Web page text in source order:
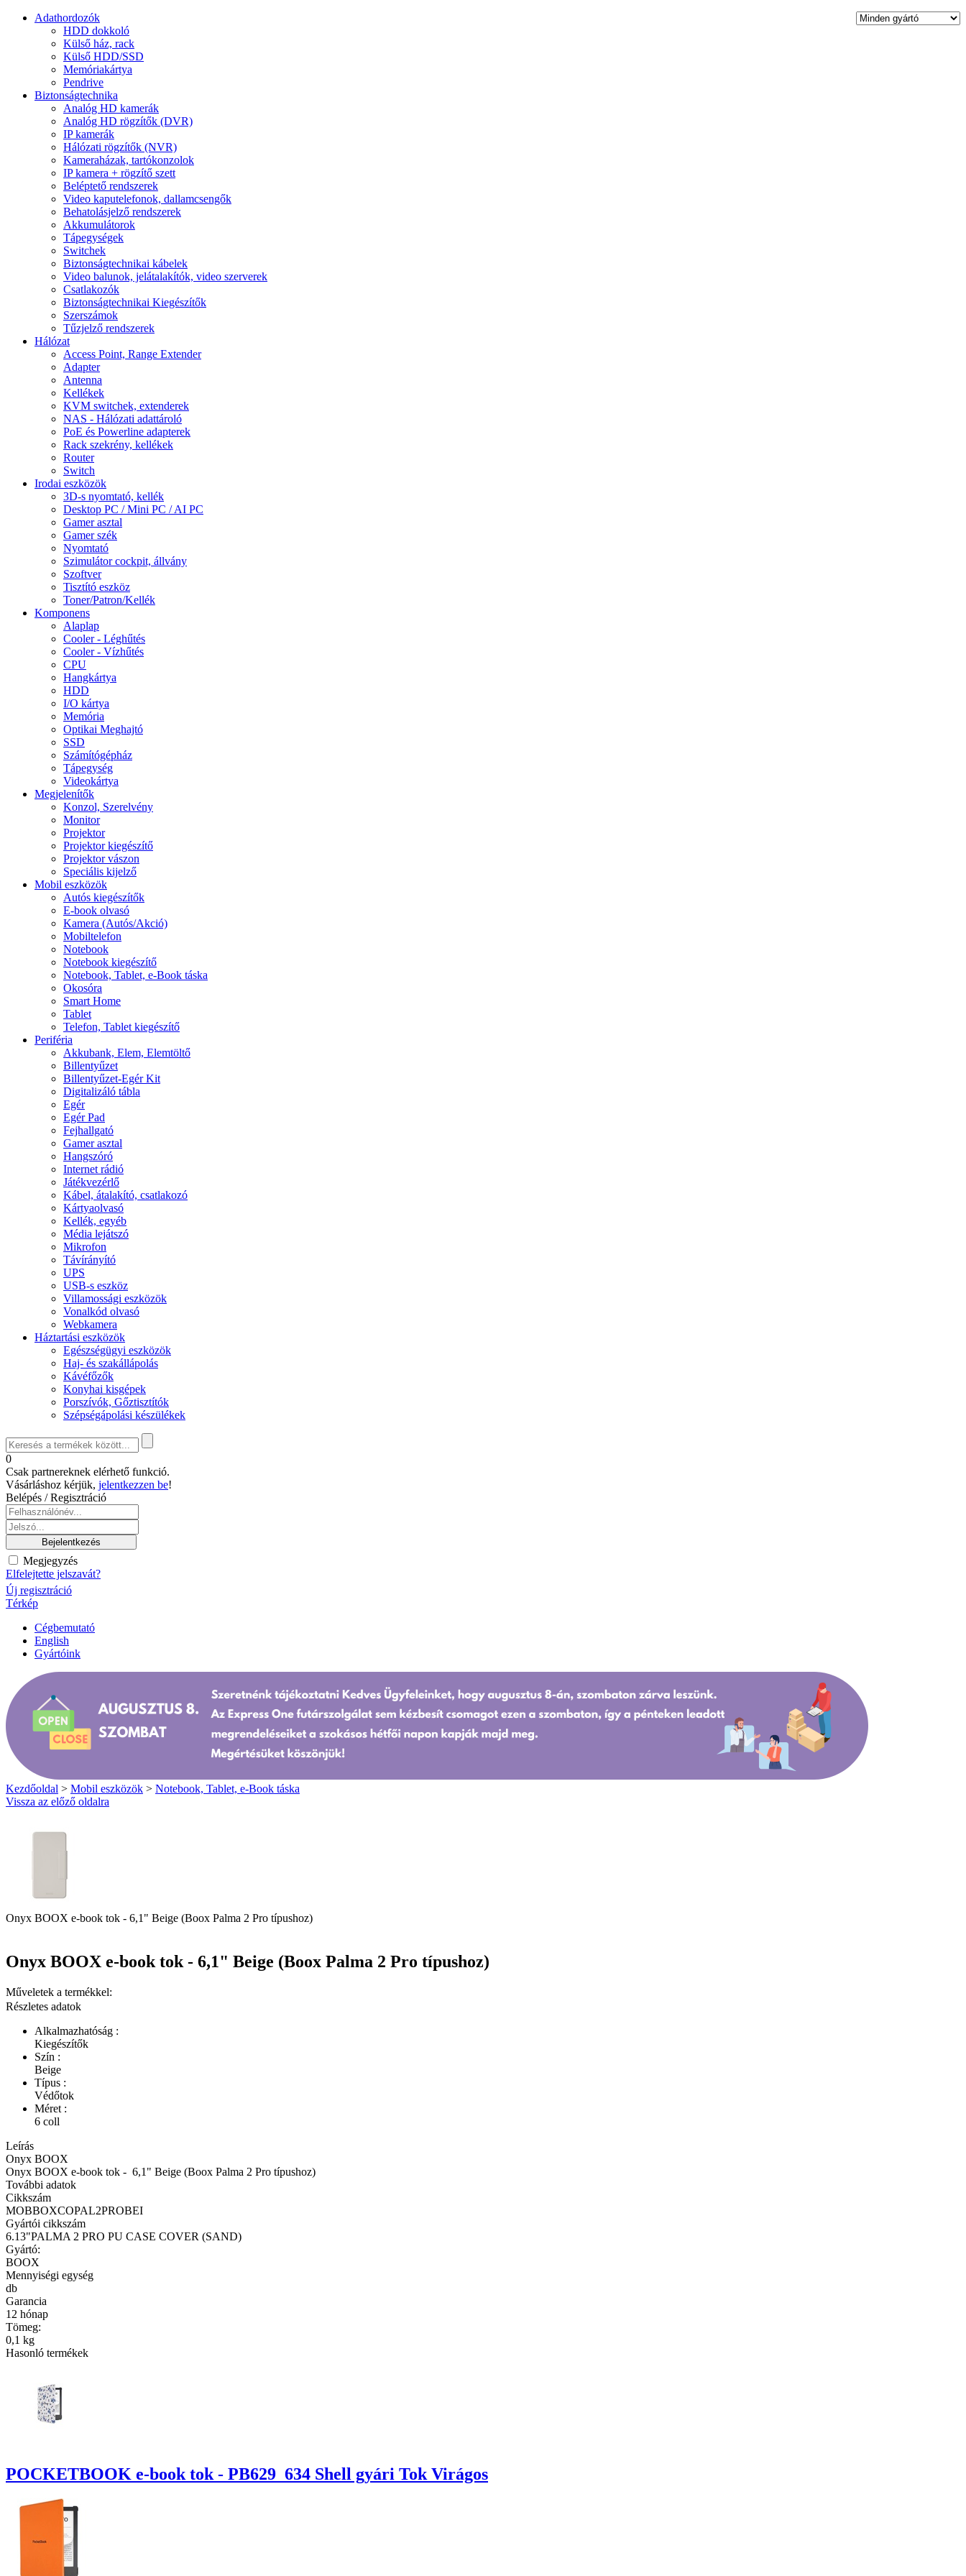
Adathordozók
HDD dokkoló
Külső ház, rack
Külső HDD/SSD
Memóriakártya
Pendrive
Biztonságtechnika
Analóg HD kamerák
Analóg HD rögzítők (DVR)
IP kamerák
Hálózati rögzítők (NVR)
Kameraházak, tartókonzolok
IP kamera + rögzítő szett
Beléptető rendszerek
Video kaputelefonok, dallamcsengők
Behatolásjelző rendszerek
Akkumulátorok
Tápegységek
Switchek
Biztonságtechnikai kábelek
Video balunok, jelátalakítók, video szerverek
Csatlakozók
Biztonságtechnikai Kiegészítők
Szerszámok
Tűzjelző rendszerek
Hálózat
Access Point, Range Extender
Adapter
Antenna
Kellékek
KVM switchek, extenderek
NAS - Hálózati adattároló
PoE és Powerline adapterek
Rack szekrény, kellékek
Router
Switch
Irodai eszközök
3D-s nyomtató, kellék
Desktop PC / Mini PC / AI PC
Gamer asztal
Gamer szék
Nyomtató
Szimulátor cockpit, állvány
Szoftver
Tisztító eszköz
Toner/Patron/Kellék
Komponens
Alaplap
Cooler - Léghűtés
Cooler - Vízhűtés
CPU
Hangkártya
HDD
I/O kártya
Memória
Optikai Meghajtó
SSD
Számítógépház
Tápegység
Videokártya
Megjelenítők
Konzol, Szerelvény
Monitor
Projektor
Projektor kiegészítő
Projektor vászon
Speciális kijelző
Mobil eszközök
Autós kiegészítők
E-book olvasó
Kamera (Autós/Akció)
Mobiltelefon
Notebook
Notebook kiegészítő
Notebook, Tablet, e-Book táska
Okosóra
Smart Home
Tablet
Telefon, Tablet kiegészítő
Periféria
Akkubank, Elem, Elemtöltő
Billentyűzet
Billentyűzet-Egér Kit
Digitalizáló tábla
Egér
Egér Pad
Fejhallgató
Gamer asztal
Hangszóró
Internet rádió
Játékvezérlő
Kábel, átalakító, csatlakozó
Kártyaolvasó
Kellék, egyéb
Média lejátszó
Mikrofon
Távírányító
UPS
USB-s eszköz
Villamossági eszközök
Vonalkód olvasó
Webkamera
Háztartási eszközök
Egészségügyi eszközök
Haj- és szakállápolás
Kávéfőzők
Konyhai kisgépek
Porszívók, Gőztisztítók
Szépségápolási készülékek
0
Csak partnereknek elérhető funkció.
Vásárláshoz kérjük, jelentkezzen be!
Belépés / Regisztráció
Megjegyzés
Elfelejtette jelszavát?
Új regisztráció
Térkép
Cégbemutató
English
Gyártóink
Kezdőoldal > Mobil eszközök > Notebook, Tablet, e-Book táska
Vissza az előző oldalra
Onyx BOOX e-book tok - 6,1" Beige (Boox Palma 2 Pro típushoz)
Onyx BOOX e-book tok - 6,1" Beige (Boox Palma 2 Pro típushoz)
Műveletek a termékkel:
Részletes adatok
Alkalmazhatóság :
Kiegészítők
Szín :
Beige
Típus :
Védőtok
Méret :
6 coll
Leírás
Onyx BOOX
Onyx BOOX e-book tok - 6,1" Beige (Boox Palma 2 Pro típushoz)
További adatok
Cikkszám
MOBBOXCOPAL2PROBEI
Gyártói cikkszám
6.13"PALMA 2 PRO PU CASE COVER (SAND)
Gyártó:
BOOX
Mennyiségi egység
db
Garancia
12 hónap
Tömeg:
0,1 kg
Hasonló termékek
POCKETBOOK e-book tok - PB629_634 Shell gyári Tok Virágos